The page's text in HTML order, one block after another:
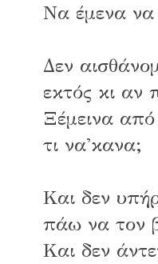
Να έμενα να
Δεν
εκτός κι αν
Ξέμεινα
τι να'κανα;
Και δεν
πάω να τον
Και δεν